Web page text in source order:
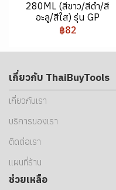
280ML (สีขาว/สีดำ/สี
อะลู/สีใส) รุ่น GP
฿82
เกี่ยวกับ ThaiBuyTools
เกี่ยวกับเรา
บริการของเรา
ติดต่อเรา
แผนที่ร้าน
ช่วยเหลือ